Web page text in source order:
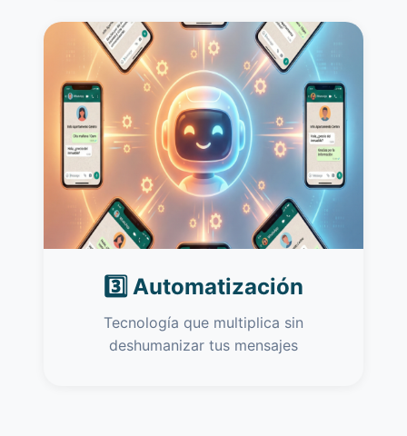
3️⃣ Automatización
Tecnología que multiplica sin
deshumanizar tus mensajes